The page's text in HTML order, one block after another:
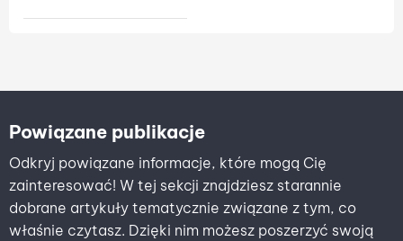
Powiązane publikacje
Odkryj powiązane informacje, które mogą Cię
zainteresować! W tej sekcji znajdziesz starannie
dobrane artykuły tematycznie związane z tym, co
właśnie czytasz. Dzięki nim możesz poszerzyć swoją